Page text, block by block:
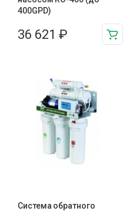
400GPD)
36 621 ₽
Система обратного